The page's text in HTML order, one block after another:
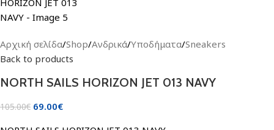
Αρχική σελίδα/Shop/Ανδρικά/Υποδήματα/Sneakers
Back to products
NORTH SAILS HORIZON JET 013 NAVY
105.00€ 69.00€